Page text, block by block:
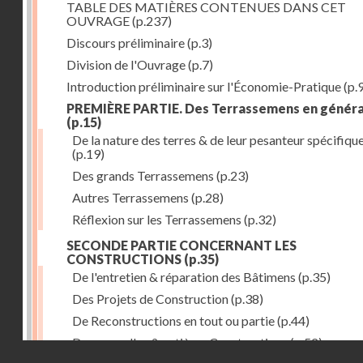
TABLE DES MATIÈRES CONTENUES DANS CET
OUVRAGE(p.237)
Discours préliminaire(p.3)
Division de l'Ouvrage(p.7)
Introduction préliminaire sur l'Économie-Pratique
PREMIÈRE PARTIE. Des Terrassemens en
(p.15)
De la nature des terres & de leur pesanteur
(p.19)
Des grands Terrassemens (p.23)
Autres Terrassemens (p.28)
Réflexion sur les Terrassemens (p.32)
SECONDE PARTIE CONCERNANT LES
CONSTRUCTIONS (p.35)
De l'entretien & réparation des Bâtimens (p.35)
Des Projets de Construction(p.38)
De Reconstructions en tout ou partie(p.44)
Des nouvelles & entières Constructions(p.52)